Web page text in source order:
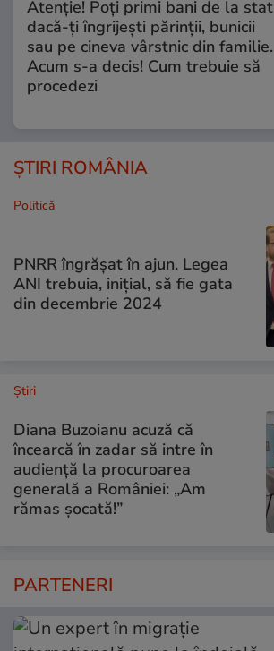
Atenție! Poți primi bani de la stat
dacă-ți îngrijești părinții, bunicii
sau pe cineva vârstnic din familie.
Acum s-a decis! Cum trebuie să
procedezi
ȘTIRI ROMÂNIA
Politică
PNRR îngrășat în ajun. Legea
ANI trebuia, inițial, să fie gata
din decembrie 2024
Ştiri
Diana Buzoianu acuză că
încearcă în zadar să intre în
audiență la procuroarea
generală a României: „Am
rămas șocată!”
PARTENERI